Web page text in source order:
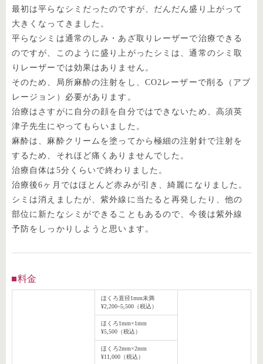
最初は平らなシミだったのですが、だんだん盛り上がって
大きくなってきました。
平らなシミは通常のしみ・あざ取りレーザーで治療できる
のですが、このように盛り上がったシミは、通常のシミ取
りレーザーでは効果はありません。
そのため、局所麻酔の注射をし、CO2レーザーで削る（アブ
レージョン）必要があります。
治療はさすがに自分の顔を自分ではできないため、高須英
津子先生にやってもらいました。
麻酔は、麻酔クリームを塗ってから極細の注射針で注射を
するため、それほど痛くありませんでした。
治療自体は5分くらいで終わりました。
治療後6ヶ月ではほとんど赤みが引き、綺麗になりました。
シミは消えましたが、紫外線に当たると再発したり、他の
部位に新たなシミができることもあるので、今後は紫外線
予防をしっかりしようと思います。
料金
ほくろ直径1mm未満
¥2,200~5,500（税込）
ほくろ1mm×1mm
¥5,500（税込）
ほくろ2mm×2mm
¥11,000（税込）